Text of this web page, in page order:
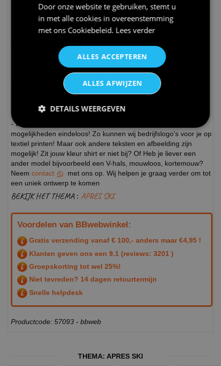
MAAK JE UNIEKE LANGE MOUW ONTWERP:
PERSONALISEER JE UNIEKE UNISEX T-SHIRT LANGE MOUW
Tips:
- Om teleurstelling te voorkomen controleer de
maten en
afmetingen uit de maattabelnauwkeurig.
- Bij grote bestellingen kun je beter eerst een kleine order
plaatsen! Voor grote aantallen kunnen wij scherpe prijzen
Personaliseer je unieke lange mouw T-shirt:
- Wij bedrukken textiel in ons eigen bedrijf. Hierdoor zijn de
mogelijkheden eindeloos! Zo kunnen wij bedrijfslogo's voor je op
textiel printen! Maar ook andere teksten en afbeelding zijn
mogelijk! Zit jouw kleur shirt er niet bij? Of Heb je liever een
ander model bijvoorbeeld een V-hals, mouwloos, kortemouw?
Neem contact
met ons op. Wij helpen je graag verder om tot
een uniek ontwerp te komen
BEKIJK HET THEMA : APRES SKI
Voordelen van BBwebwinkel:
Gratis verzending vanaf € 100,- anders maar €4,95 !
Klanten geven ons een 9.1 (reviews: 3201 )
Groepskorting tot wel 25%!
Niet tevreden? 14 dagen retourtermijn
Snelle helpdesk
Productcode: 57093 - bbweb
THEMA: APRES SKI
Door onze website te gebruiken, stemt u
in met alle cookies in overeenstemming
met ons Cookiebeleid. Lees verder
ALLES ACCEPTEREN
ALLES AFWIJZEN
DETAILS WEERGEVEN